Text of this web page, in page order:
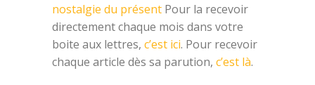
nostalgie du présent Pour la recevoir
directement chaque mois dans votre
boite aux lettres, c’est ici. Pour recevoir
chaque article dès sa parution, c’est là.